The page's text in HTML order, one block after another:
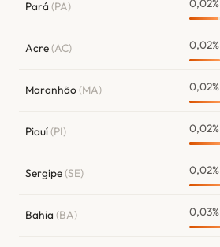
Pará (PA) 0,02%
Acre(AC) 0,02%
Maranhão(MA) 0,02%
Piauí(PI) 0,02%
Sergipe(SE) 0,02%
Bahia (BA) 0,03%